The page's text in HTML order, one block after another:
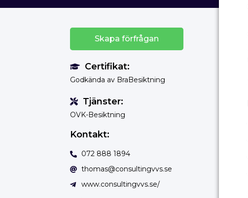
Skapa förfrågan
Certifikat:
Godkända av BraBesiktning
Tjänster:
OVK-Besiktning
Kontakt:
072 888 1894
thomas@consultingvvs.se
www.consultingvvs.se/